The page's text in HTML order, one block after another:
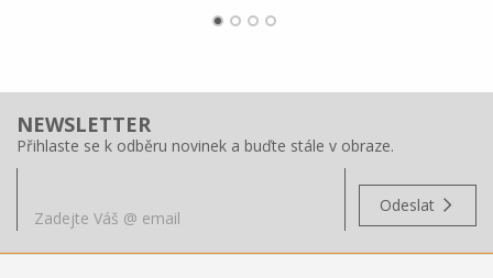
NEWSLETTER
Přihlaste se k odběru novinek a buďte stále v obraze.
Odeslat